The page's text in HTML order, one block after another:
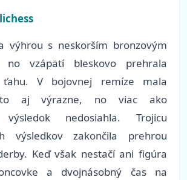
výhrou s neskorším bronzovým
no vzápätí bleskovo prehrala
V bojovnej remíze mala
aj výrazne, no viac ako
výsledok nedosiahla. Trojicu
výsledkov zakončila prehrou
Keď však nestačí ani figúra
a dvojnásobný čas na